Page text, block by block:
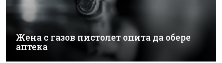
Жена с газов пистолет опита да обере
аптека